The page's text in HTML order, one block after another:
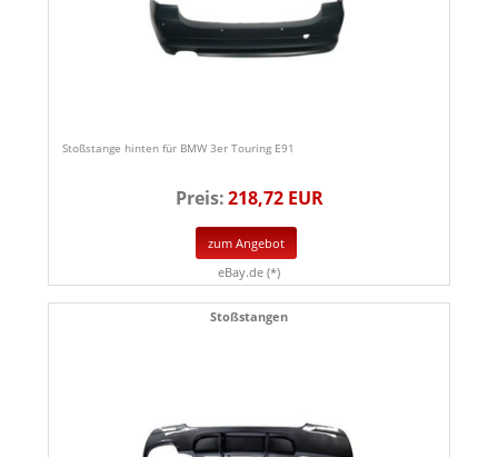
Stoßstange hinten für BMW 3er Touring E91
Preis:218,72 EUR
zum Angebot
eBay.de (*)
Stoßstangen